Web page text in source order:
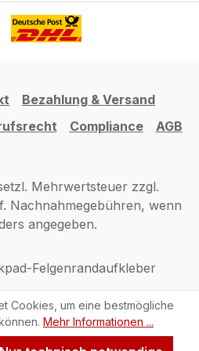
Bezahlung & Versand
Compliance AGB
Mehrwertsteuer zzgl.
Nachnahmegebühren, wenn
angegeben.
Felgenrandaufkleber
Cookies, um eine bestmögliche
Mehr Informationen ...